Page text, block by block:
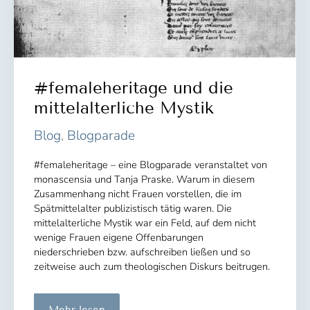
#femaleheritage und die
mittelalterliche Mystik
Blog, Blogparade
#femaleheritage – eine Blogparade veranstaltet von
monascensia und Tanja Praske. Warum in diesem
Zusammenhang nicht Frauen vorstellen, die im
Spätmittelalter publizistisch tätig waren. Die
mittelalterliche Mystik war ein Feld, auf dem nicht
wenige Frauen eigene Offenbarungen
niederschrieben bzw. aufschreiben ließen und so
zeitweise auch zum theologischen Diskurs beitrugen.